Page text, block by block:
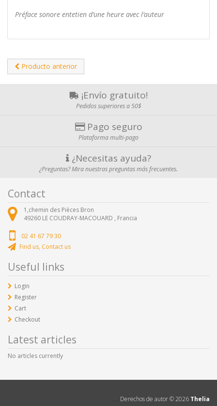
Préface sonore entetien d’une heure avec l’auteur
Producto anterior
¡Envío gratuito!
Pedidos superiores a 50$
Pago seguro
Plataforma multi-pago
¿Necesitas ayuda?
¿Preguntas? Mira nuestras preguntas más frecuentes.
Contact
1,chemin des Pièces Bron
49260 LE COUDRAY-MACOUARD , Francia
02 41 67 79 30
Find us, Contact us
Useful links
Login
Register
Cart
Checkout
Latest articles
No articles currently
Derechos de autor ©2026 Thelia